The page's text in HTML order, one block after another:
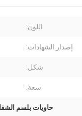
اللون:
إصدار الشهادات:
شكل:
سعة:
حاويات بلسم